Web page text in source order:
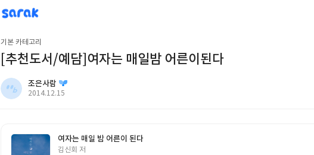
sarak
조은사람
기본 카테고리
[추천도서/예담]여자는 매일밤 어른이된다
조은사람
작
2014.12.15
여자는 매일 밤 어른이 된다
글
김신회 저